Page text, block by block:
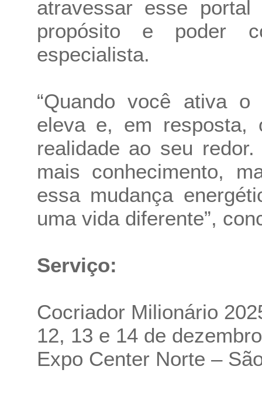
atravessar esse portal
propósito e poder
especialista.
“Quando você ativa
eleva e, em resposta,
realidade ao seu
mais conhecimento,
essa mudança
uma vida diferente”,
Serviço:
Cocriador Milionário
12, 13 e 14 de
Expo Center Norte –